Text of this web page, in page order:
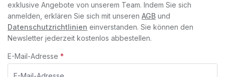
exklusive Angebote von unserem Team. Indem Sie sich
anmelden, erklären Sie sich mit unseren AGB und
Datenschutzrichtlinien einverstanden. Sie können den
Newsletter jederzeit kostenlos abbestellen.
E-Mail-Adresse *